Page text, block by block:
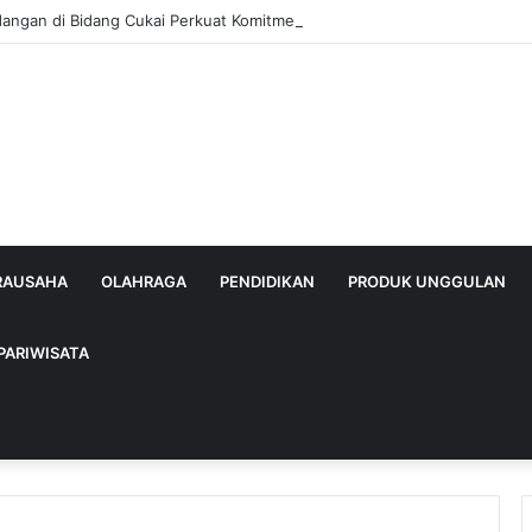
di Bidang Cukai Perkuat Komitmen Berantas Rokok Ilegal di
OLAHRAGA PENDIDIKAN PRODUK UNGGULAN